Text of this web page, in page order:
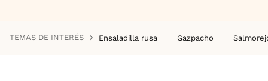
TEMAS DE INTERÉS Ensaladilla rusa Gazpacho